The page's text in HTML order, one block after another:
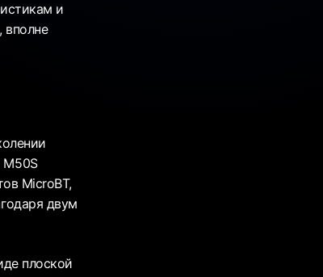
и
вполне
MicroBT,
двум
плоской